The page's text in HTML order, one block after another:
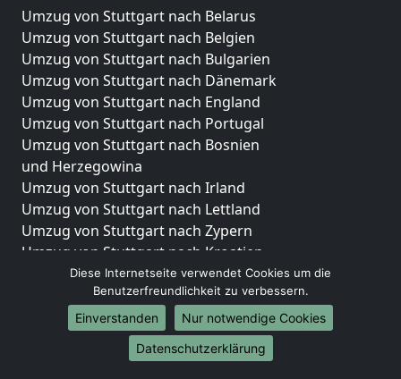
Umzug von Stuttgart nach Belarus
Umzug von Stuttgart nach Belgien
Umzug von Stuttgart nach Bulgarien
Umzug von Stuttgart nach Dänemark
Umzug von Stuttgart nach England
Umzug von Stuttgart nach Portugal
Umzug von Stuttgart nach Bosnien
und Herzegowina
Umzug von Stuttgart nach Irland
Umzug von Stuttgart nach Lettland
Umzug von Stuttgart nach Zypern
Umzug von Stuttgart nach Kroatien
Umzug von Stuttgart nach Estland
Umzug von Stuttgart nach Finnland
Umzug von Stuttgart nach Frankreich
Umzug von Stuttgart nach Griechenland
Umzug von Stuttgart nach Italien
Diese Internetseite verwendet Cookies um die
Benutzerfreundlichkeit zu verbessern.
Einverstanden
Nur notwendige Cookies
Datenschutzerklärung